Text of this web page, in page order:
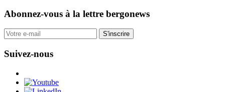
Abonnez-vous à la lettre bergonews
S'inscrire
Suivez-nous